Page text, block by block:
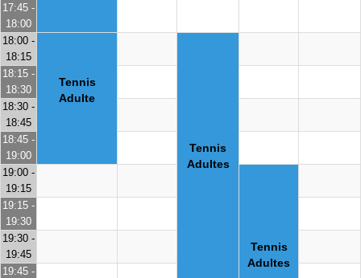
17:45 -
18:00
18:00 -
18:15
Tennis
Adulte
Tennis
Adultes
18:15 -
18:30
18:30 -
18:45
18:45 -
19:00
19:00 -
19:15
Tennis
Adultes
19:15 -
19:30
19:30 -
19:45
19:45 -